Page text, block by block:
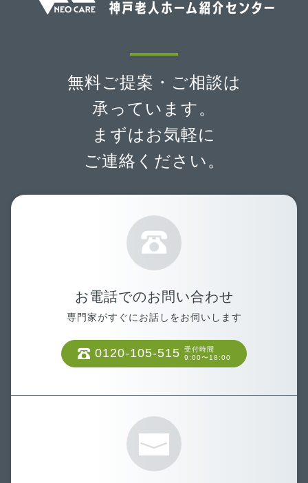
無料ご提案・ご相談は
承っています。
まずはお気軽に
ご連絡ください。
お電話でのお問い合わせ
専門家がすぐにお話しをお伺いします
0120-105-515
受付時間
9:00〜18:00